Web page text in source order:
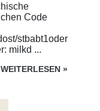
Code
stbabt1oder
milkd ...
WEITERLESEN »